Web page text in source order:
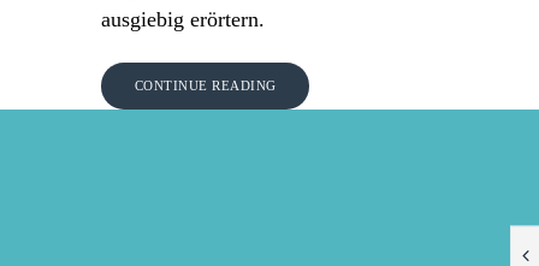
ausgiebig erörtern.
CONTINUE READING